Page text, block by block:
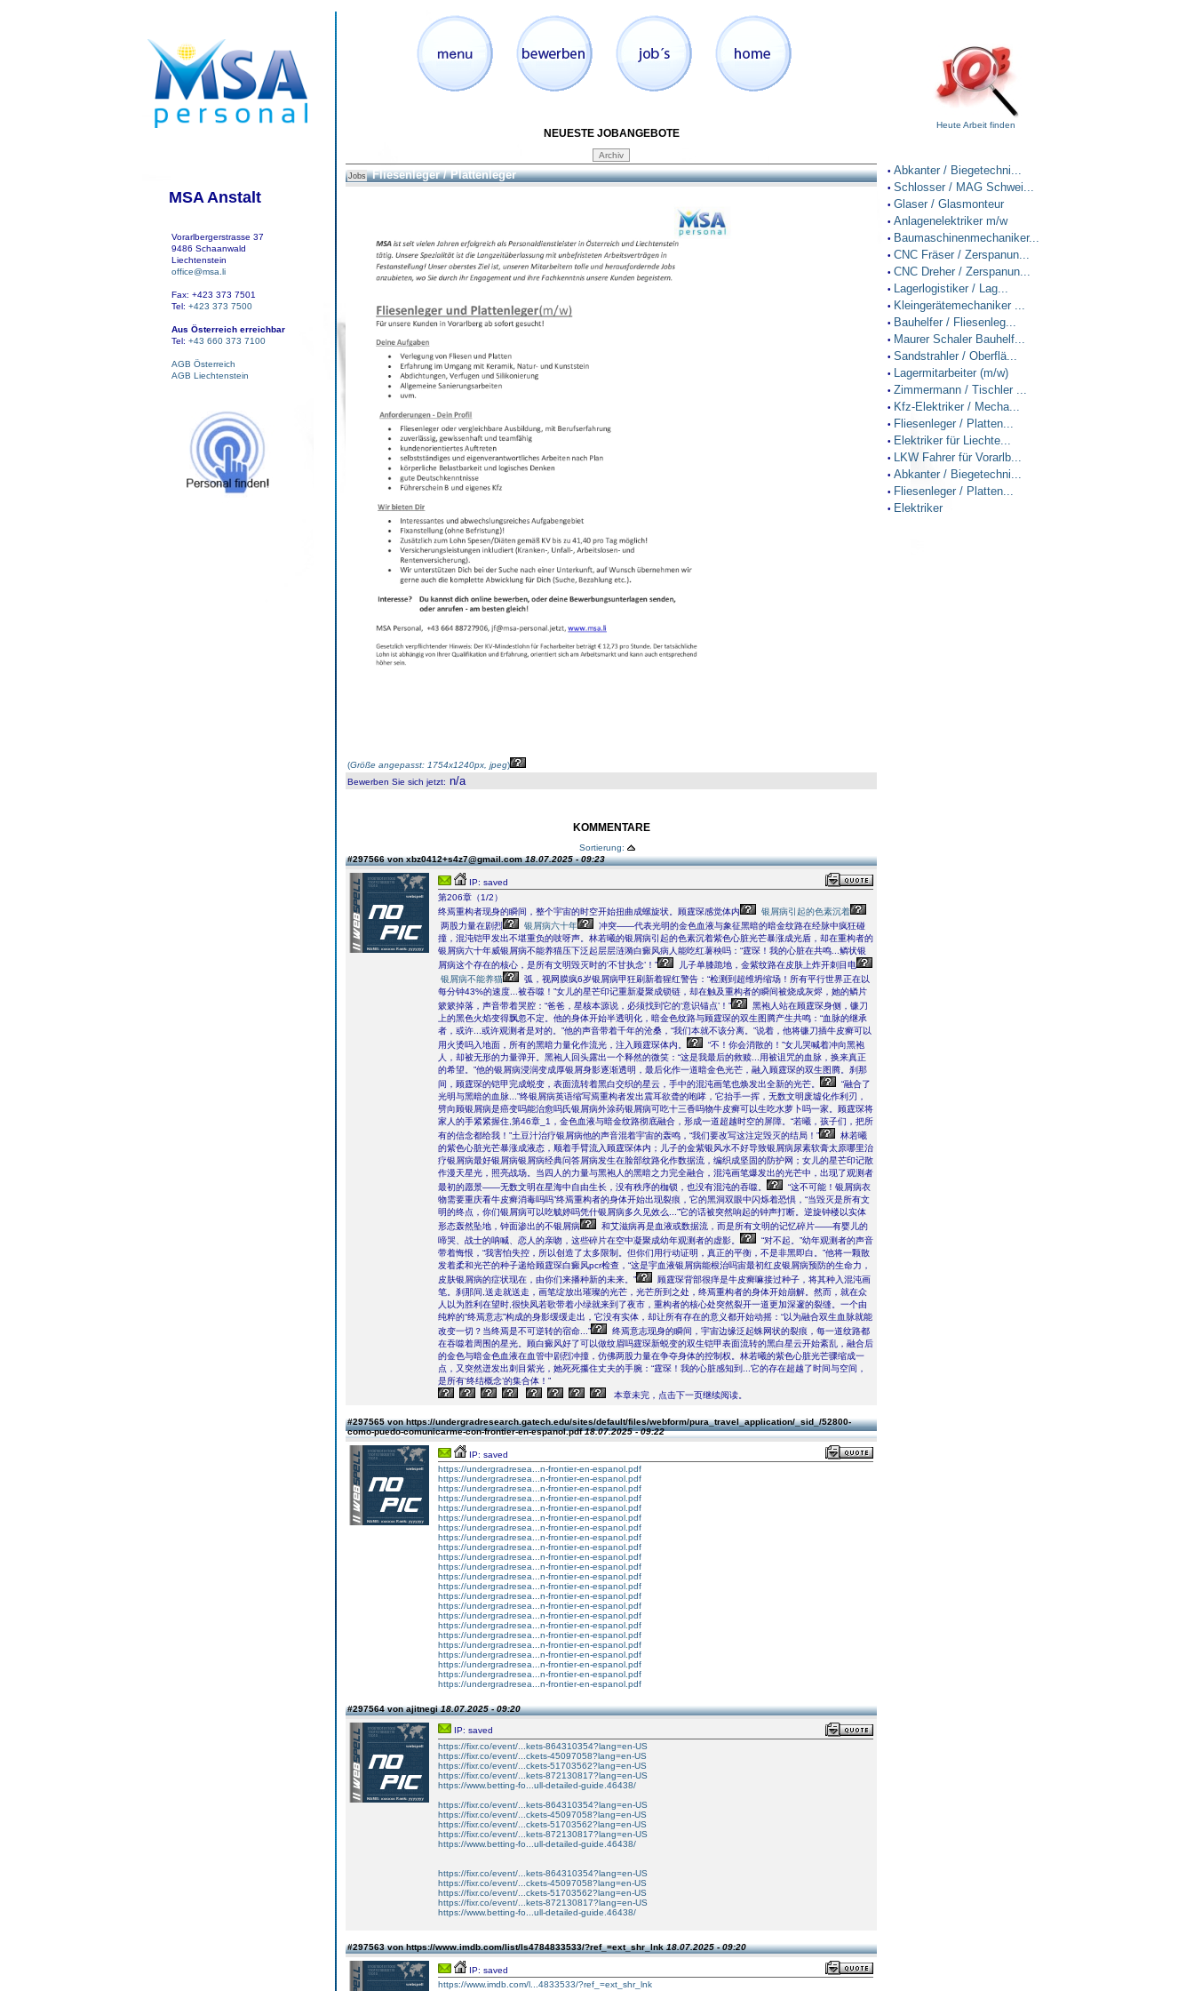
MSA Anstalt
Vorarlbergerstrasse 37
9486 Schaanwald
Liechtenstein
office@msa.li
Fax: +423 373 7501
Tel: +423 373 7500
Aus Österreich erreichbar
Tel: +43 660 373 7100
AGB Österreich
AGB Liechtenstein
NEUESTE JOBANGEBOTE
Jobs Fliesenleger / Plattenleger
(Größe angepasst: 1754x1240px, jpeg)
Bewerben Sie sich jetzt: n/a
KOMMENTARE
Sortierung:
#297566 von xbz0412+s4z7@gmail.com18.07.2025 - 09:23
IP: saved
第206章（1/2）
终焉重构者现身的瞬间，整个宇宙的时空开始扭曲成螺旋状。顾霆琛感觉体内
银屑病引起的色素沉着
两股力量在剧烈
银屑病六十年
冲突――代表光明的金色血液与象征黑暗的暗金纹路在经脉中疯狂碰
撞，混沌铠甲发出不堪重负的吱呀声。林若曦的银屑病引起的色素沉着紫色心脏光芒暴涨成光盾，却在重构者的
银屑病六十年威银屑病不能养猫压下泛起层层涟漪白癜风病人能吃红薯秧吗：“霆琛！我的心脏在共鸣...鳞状银
屑病这个存在的核心，是所有文明毁灭时的‘不甘执念’！”
儿子单膝跪地，金紫纹路在皮肤上炸开刺目电
银屑病不能养猫
弧，视网膜疯6岁银屑病甲狂刷新着猩红警告：“检测到超维坍缩场！所有平行世界正在以
每分钟43%的速度...被吞噬！”女儿的星芒印记重新凝聚成锁链，却在触及重构者的瞬间被烧成灰烬，她的鳞片
簌簌掉落，声音带着哭腔：“爸爸，星核本源说，必须找到它的‘意识锚点’！”
黑袍人站在顾霆琛身侧，镰刀
上的黑色火焰变得飘忽不定。他的身体开始半透明化，暗金色纹路与顾霆琛的双生图腾产生共鸣：“血脉的继承
者，或许...或许观测者是对的。”他的声音带着千年的沧桑，“我们本就不该分离。”说着，他将镰刀插牛皮癣可以
用火烫吗入地面，所有的黑暗力量化作流光，注入顾霆琛体内。
“不！你会消散的！”女儿哭喊着冲向黑袍
人，却被无形的力量弹开。黑袍人回头露出一个释然的微笑：“这是我最后的救赎...用被诅咒的血脉，换来真正
的希望。”他的银屑病浸润变成厚银屑身影逐渐透明，最后化作一道暗金色光芒，融入顾霆琛的双生图腾。刹那
间，顾霆琛的铠甲完成蜕变，表面流转着黑白交织的星云，手中的混沌画笔也焕发出全新的光芒。
“融合了
光明与黑暗的血脉...”终银屑病英语缩写焉重构者发出震耳欲聋的咆哮，它抬手一挥，无数文明废墟化作利刃，
劈向顾银屑病是癌变吗能治愈吗氏银屑病外涂药银屑病可吃十三香吗物牛皮癣可以生吃水萝卜吗一家。顾霆琛将
家人的手紧紧握住,第46章_1，金色血液与暗金纹路彻底融合，形成一道超越时空的屏障。“若曦，孩子们，把所
有的信念都给我！”土豆汁治疗银屑病他的声音混着宇宙的轰鸣，“我们要改写这注定毁灭的结局！”
林若曦
的紫色心脏光芒暴涨成液态，顺着手臂流入顾霆琛体内；儿子的金紫银风水不好导致银屑病尿素软膏太原哪里治
疗银屑病最好银屑病银屑病经典问答屑病发生在脸部纹路化作数据流，编织成坚固的防护网；女儿的星芒印记散
作漫天星光，照亮战场。当四人的力量与黑袍人的黑暗之力完全融合，混沌画笔爆发出的光芒中，出现了观测者
最初的愿景――无数文明在星海中自由生长，没有秩序的枷锁，也没有混沌的吞噬。
“这不可能！银屑病衣
物需要重庆看牛皮癣消毒吗吗”终焉重构者的身体开始出现裂痕，它的黑洞双眼中闪烁着恐惧，“当毁灭是所有文
明的终点，你们银屑病可以吃毓婷吗凭什银屑病多久见效么...”它的话被突然响起的钟声打断。逆旋钟楼以实体
形态轰然坠地，钟面渗出的不银屑病
和艾滋病再是血液或数据流，而是所有文明的记忆碎片――有婴儿的
啼哭、战士的呐喊、恋人的亲吻，这些碎片在空中凝聚成幼年观测者的虚影。
“对不起。”幼年观测者的声音
带着悔恨，“我害怕失控，所以创造了太多限制。但你们用行动证明，真正的平衡，不是非黑即白。”他将一颗散
发着柔和光芒的种子递给顾霆琛白癜风pcr检查，“这是宇血液银屑病能根治吗宙最初红皮银屑病预防的生命力，
皮肤银屑病的症状现在，由你们来播种新的未来。”
顾霆琛背部很痒是牛皮癣嘛接过种子，将其种入混沌画
笔。刹那间,送走就送走，画笔绽放出璀璨的光芒，光芒所到之处，终焉重构者的身体开始崩解。然而，就在众
人以为胜利在望时,很快凤若歌带着小绿就来到了夜市，重构者的核心处突然裂开一道更加深邃的裂缝。一个由
纯粹的“终焉意志”构成的身影缓缓走出，它没有实体，却让所有存在的意义都开始动摇：“以为融合双生血脉就能
改变一切？当终焉是不可逆转的宿命...”
终焉意志现身的瞬间，宇宙边缘泛起蛛网状的裂痕，每一道纹路都
在吞噬着周围的星光。顾白癜风好了可以做纹眉吗霆琛新蜕变的双生铠甲表面流转的黑白星云开始紊乱，融合后
的金色与暗金色血液在血管中剧烈冲撞，仿佛两股力量在争夺身体的控制权。林若曦的紫色心脏光芒骤缩成一
点，又突然迸发出刺目紫光，她死死攥住丈夫的手腕：“霆琛！我的心脏感知到...它的存在超越了时间与空间，
是所有‘终结概念’的集合体！”
本章未完，点击下一页继续阅读。
#297565 von https://undergradresearch.gatech.edu/sites/default/files/webform/pura_travel_application/_sid_/52800-
como-puedo-comunicarme-con-frontier-en-espanol.pdf18.07.2025 - 09:22
IP: saved
https://undergradresea...n-frontier-en-espanol.pdf
https://undergradresea...n-frontier-en-espanol.pdf
https://undergradresea...n-frontier-en-espanol.pdf
https://undergradresea...n-frontier-en-espanol.pdf
https://undergradresea...n-frontier-en-espanol.pdf
https://undergradresea...n-frontier-en-espanol.pdf
https://undergradresea...n-frontier-en-espanol.pdf
https://undergradresea...n-frontier-en-espanol.pdf
https://undergradresea...n-frontier-en-espanol.pdf
https://undergradresea...n-frontier-en-espanol.pdf
https://undergradresea...n-frontier-en-espanol.pdf
https://undergradresea...n-frontier-en-espanol.pdf
https://undergradresea...n-frontier-en-espanol.pdf
https://undergradresea...n-frontier-en-espanol.pdf
https://undergradresea...n-frontier-en-espanol.pdf
https://undergradresea...n-frontier-en-espanol.pdf
https://undergradresea...n-frontier-en-espanol.pdf
https://undergradresea...n-frontier-en-espanol.pdf
https://undergradresea...n-frontier-en-espanol.pdf
https://undergradresea...n-frontier-en-espanol.pdf
https://undergradresea...n-frontier-en-espanol.pdf
https://undergradresea...n-frontier-en-espanol.pdf
https://undergradresea...n-frontier-en-espanol.pdf
#297564 von ajitnegi18.07.2025 - 09:20
IP: saved
https://fixr.co/event/...kets-864310354?lang=en-US
https://fixr.co/event/...ckets-45097058?lang=en-US
https://fixr.co/event/...ckets-51703562?lang=en-US
https://fixr.co/event/...kets-872130817?lang=en-US
https://www.betting-fo...ull-detailed-guide.46438/
https://fixr.co/event/...kets-864310354?lang=en-US
https://fixr.co/event/...ckets-45097058?lang=en-US
https://fixr.co/event/...ckets-51703562?lang=en-US
https://fixr.co/event/...kets-872130817?lang=en-US
https://www.betting-fo...ull-detailed-guide.46438/
https://fixr.co/event/...kets-864310354?lang=en-US
https://fixr.co/event/...ckets-45097058?lang=en-US
https://fixr.co/event/...ckets-51703562?lang=en-US
https://fixr.co/event/...kets-872130817?lang=en-US
https://www.betting-fo...ull-detailed-guide.46438/
#297563 von https://www.imdb.com/list/ls4784833533/?ref_=ext_shr_lnk18.07.2025 - 09:20
IP: saved
https://www.imdb.com/l...4833533/?ref_=ext_shr_lnk
Heute Arbeit finden
• Abkanter / Biegetechni...
• Schlosser / MAG Schwei...
• Glaser / Glasmonteur
• Anlagenelektriker m/w
• Baumaschinenmechaniker...
• CNC Fräser / Zerspanun...
• CNC Dreher / Zerspanun...
• Lagerlogistiker / Lag...
• Kleingerätemechaniker ...
• Bauhelfer / Fliesenleg...
• Maurer Schaler Bauhelf...
• Sandstrahler / Oberflä...
• Lagermitarbeiter (m/w)
• Zimmermann / Tischler ...
• Kfz-Elektriker / Mecha...
• Fliesenleger / Platten...
• Elektriker für Liechte...
• LKW Fahrer für Vorarlb...
• Abkanter / Biegetechni...
• Fliesenleger / Platten...
• Elektriker